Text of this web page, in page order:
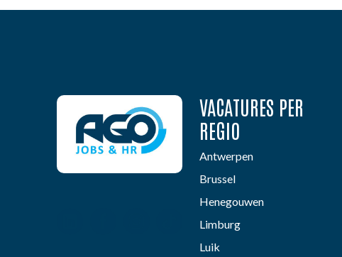
VACATURES PER
REGIO
Antwerpen
Brussel
Henegouwen
Limburg
Luik